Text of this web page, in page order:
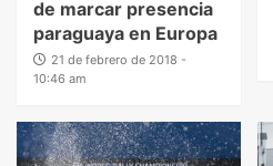
de marcar presencia
paraguaya en Europa
21 de febrero de 2018 -
10:46 am